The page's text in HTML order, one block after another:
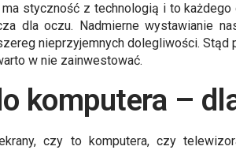
styczność z technologią i to
dla oczu. Nadmierne wystawianie
nieprzyjemnych dolegliwości. Stąd
w nie zainwestować.
komputera –
czy to komputera, czy